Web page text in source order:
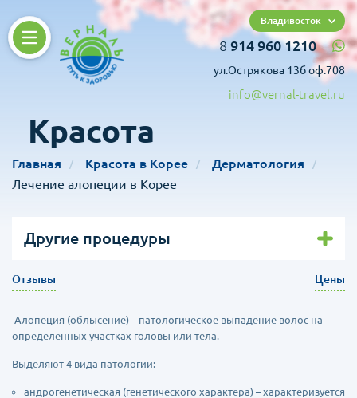
Владивосток
8 914 960 1210
ул.Острякова 13б оф.708
info@vernal-travel.ru
Красота
Главная Красота в Корее
Дерматология
Лечение алопеции в Корее
Другие процедуры
Отзывы Цены
Алопеция (облысение) – патологическое выпадение волос на
определенных участках головы или тела.
Выделяют 4 вида патологии:
андрогенетическая (генетического характера) – характеризуется